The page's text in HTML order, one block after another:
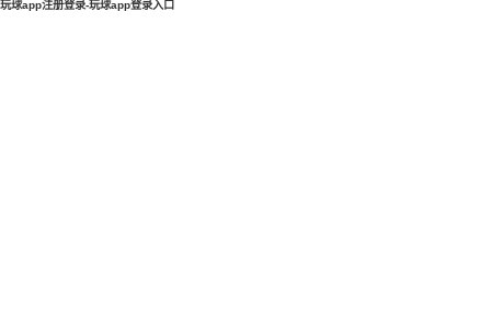
玩球app注册登录-玩球app登录入口